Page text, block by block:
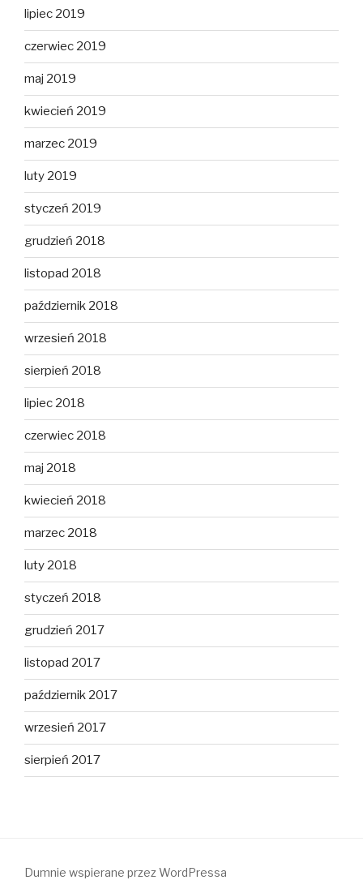
lipiec 2019
czerwiec 2019
maj 2019
kwiecień 2019
marzec 2019
luty 2019
styczeń 2019
grudzień 2018
listopad 2018
październik 2018
wrzesień 2018
sierpień 2018
lipiec 2018
czerwiec 2018
maj 2018
kwiecień 2018
marzec 2018
luty 2018
styczeń 2018
grudzień 2017
listopad 2017
październik 2017
wrzesień 2017
sierpień 2017
Dumnie wspierane przez WordPressa